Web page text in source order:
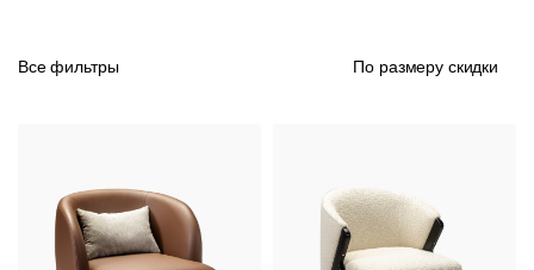
Все фильтры По размеру скидки